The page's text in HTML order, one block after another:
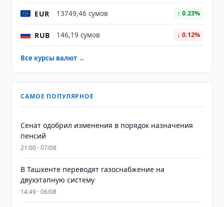
EUR 13749,46 сумов ↑ 0.23%
RUB 146,19 сумов ↓ 0.12%
Все курсы валют →
САМОЕ ПОПУЛЯРНОЕ
Сенат одобрил изменения в порядок назначения
пенсий
21:00 · 07/08
В Ташкенте переводят газоснабжение на
двухэтапную систему
14:49 · 06/08